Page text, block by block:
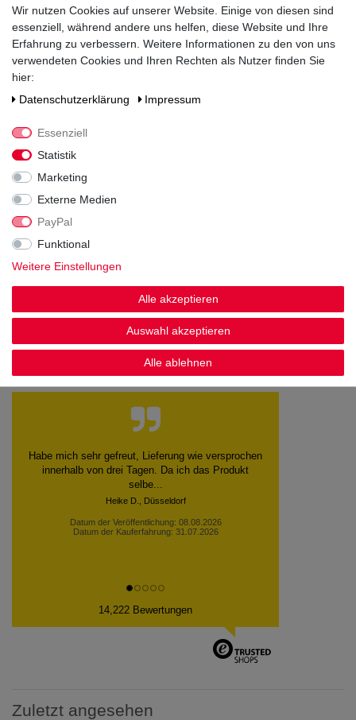
42% vol
Verschluss
Korken
enthält keine deklarationspflichtigen Allergene und Zusatzstoffe
Hersteller / Importeur
Alfred Schladerer GmbH, Schladererstraße 1, 79219 Staufen
Noch sind keine Bewertungen vorhanden.
Kundenstimmen
Die Bestellung wurde tadellos ausgeführt. Alle
Flaschen heil angekommen.
Hans W., Leimen
Datum der Veröffentlichung: 07.08.2026
Datum der Kauferfahrung: 30.07.2026
14,222 Bewertungen
Zuletzt angesehen
Wir nutzen Cookies auf unserer Website. Einige von diesen sind
essenziell, während andere uns helfen, diese Website und Ihre
Erfahrung zu verbessern. Weitere Informationen zu den von uns
verwendeten Cookies und Ihren Rechten als Nutzer finden Sie
hier:
Daten­schutz­erklärung
Impressum
Essenziell
Statistik
Marketing
Externe Medien
PayPal
Funktional
Weitere Einstellungen
Alle akzeptieren
Auswahl akzeptieren
Alle ablehnen